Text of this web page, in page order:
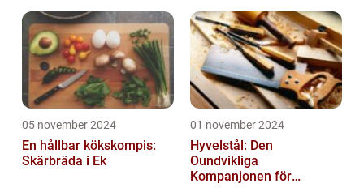
05 november 2024
En hållbar kökskompis:
Skärbräda i Ek
01 november 2024
Hyvelstål: Den
Oundvikliga
Kompanjonen för